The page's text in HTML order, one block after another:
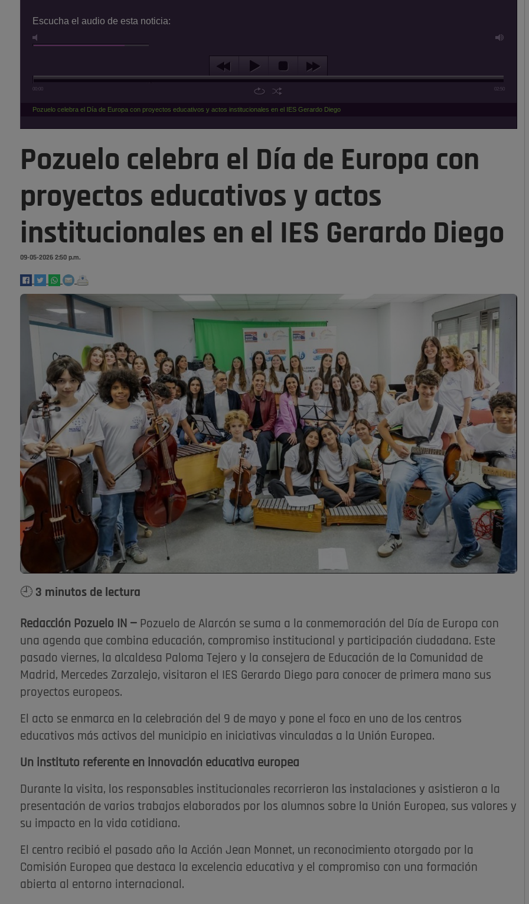
Escucha el audio de esta noticia:
00:00 02:50
Pozuelo celebra el Día de Europa con proyectos educativos y actos institucionales en el IES Gerardo Diego
Pozuelo celebra el Día de Europa con
proyectos educativos y actos
institucionales en el IES Gerardo Diego
09-05-2026 2:50 p.m.
🕘 3 minutos de lectura
Redacción Pozuelo IN — Pozuelo de Alarcón se suma a la conmemoración del Día de Europa con
una agenda que combina educación, compromiso institucional y participación ciudadana. Este
pasado viernes, la alcaldesa Paloma Tejero y la consejera de Educación de la Comunidad de
Madrid, Mercedes Zarzalejo, visitaron el IES Gerardo Diego para conocer de primera mano sus
proyectos europeos.
El acto se enmarca en la celebración del 9 de mayo y pone el foco en uno de los centros
educativos más activos del municipio en iniciativas vinculadas a la Unión Europea.
Un instituto referente en innovación educativa europea
Durante la visita, los responsables institucionales recorrieron las instalaciones y asistieron a la
presentación de varios trabajos elaborados por los alumnos sobre la Unión Europea, sus valores y
su impacto en la vida cotidiana.
El centro recibió el pasado año la Acción Jean Monnet, un reconocimiento otorgado por la
Comisión Europea que destaca la excelencia educativa y el compromiso con una formación
abierta al entorno internacional.